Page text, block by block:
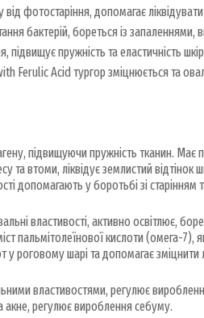
фотостаріння, допомагає ліквідувати
бактерій, бореться із запаленнями,
пружність та еластичність
Ferulic Acid тургор зміцнюється та
підвищуючи пружність тканин. Має
та втоми, ліквідує землистий відтінок
допомагають у боротьбі зі старінням
властивості, активно освітлює,
пальмітолеїнової кислоти (омега-7),
роговому шарі та допомагає зміцнити
властивостями, регулює
акне, регулює вироблення себуму.